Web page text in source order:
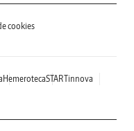
cookies
HemerotecaSTARTinnova